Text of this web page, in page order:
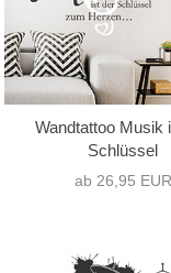
Wandtattoo Musik
Schlüssel
ab 26,95 EUR